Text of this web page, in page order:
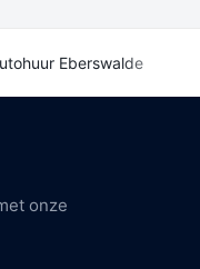
Eberswalde
onze